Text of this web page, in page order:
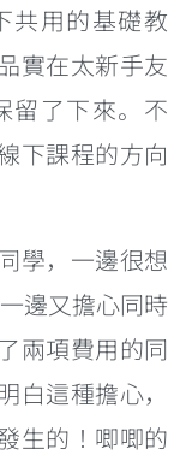
共用的基礎教
實在太新手友
留了下來。不
下課程的方向
學，一邊很想
邊又擔心同時
兩項費用的同
白這種擔心，
生的！唧唧的